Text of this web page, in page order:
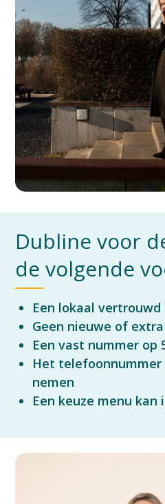
Dubline voor
de volgende
Een lokaal
Geen nieuwe of
Een vast nummer op
Het
nemen
Een keuze menu